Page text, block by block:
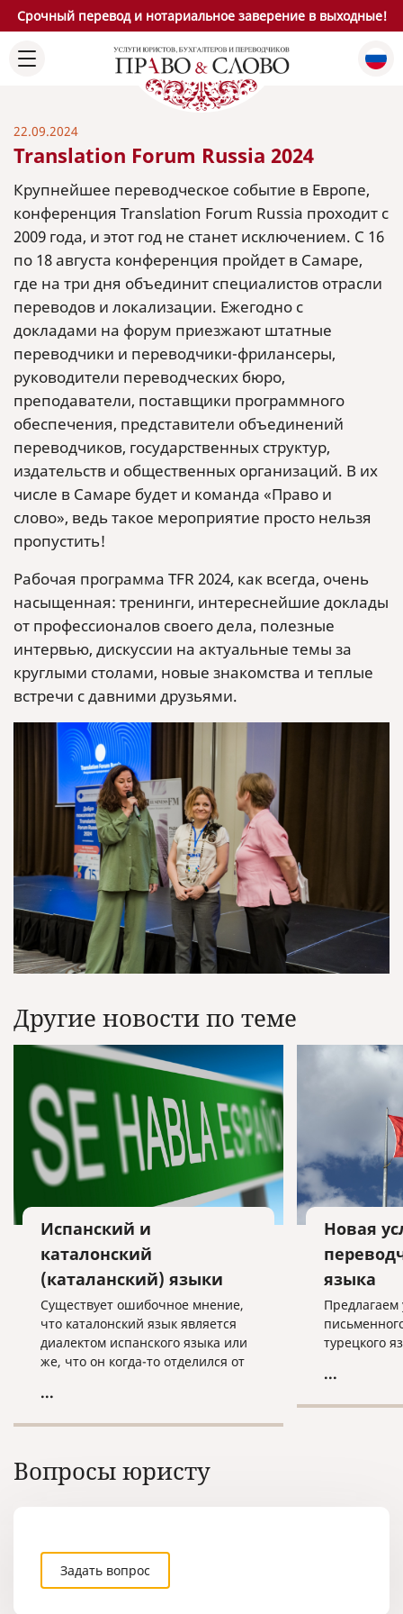
Срочный перевод и нотариальное заверение в выходные!
22.09.2024
Translation Forum Russia 2024
Крупнейшее переводческое событие в Европе,
конференция Translation Forum Russia проходит с
2009 года, и этот год не станет исключением. С 16
по 18 августа конференция пройдет в Самаре,
где на три дня объединит специалистов отрасли
переводов и локализации. Ежегодно с
докладами на форум приезжают штатные
переводчики и переводчики-фрилансеры,
руководители переводческих бюро,
преподаватели, поставщики программного
обеспечения, представители объединений
переводчиков, государственных структур,
издательств и общественных организаций. В их
числе в Самаре будет и команда «Право и
слово», ведь такое мероприятие просто нельзя
пропустить!
Рабочая программа TFR 2024, как всегда, очень
насыщенная: тренинги, интереснейшие доклады
от профессионалов своего дела, полезные
интервью, дискуссии на актуальные темы за
круглыми столами, новые знакомства и теплые
встречи с давними друзьями.
Другие новости по теме
Испанский и
каталонский
(каталанский) языки
Существует ошибочное мнение,
что каталонский язык является
диалектом испанского языка или
же, что он когда-то отделился от
течением времени. Каталонский
этом языке говорят в Испании
островах.
...
Новая
языка
Предлагаем
турецкого
...
Вопросы юристу
Задать вопрос